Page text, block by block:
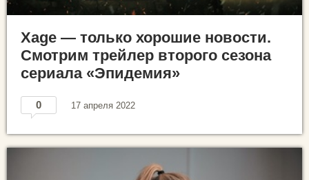
Xage — только хорошие новости.
Смотрим трейлер второго сезона
сериала «Эпидемия»
0 17 апреля 2022